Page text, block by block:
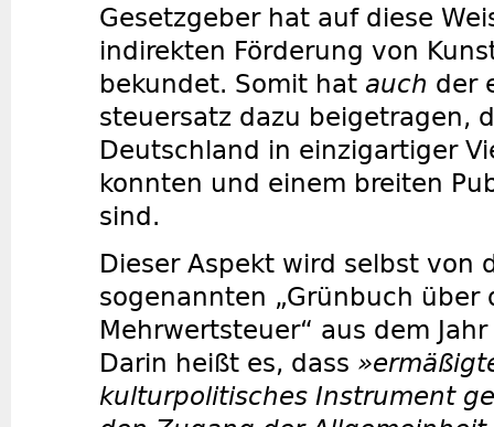
Gesetzgeber hat auf diese
indirekten Förderung von
bekundet. Somit hat auch der
steuersatz dazu beigetragen,
Deutschland in einzigartiger
konnten und einem breiten
sind.
Dieser Aspekt wird selbst von
sogenannten „Grünbuch über
Mehrwertsteuer“ aus dem
Darin heißt es, dass
kulturpolitisches Instrument